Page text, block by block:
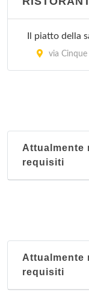
Il piatto della
via
Attualmente
requisiti
Attualmente
requisiti